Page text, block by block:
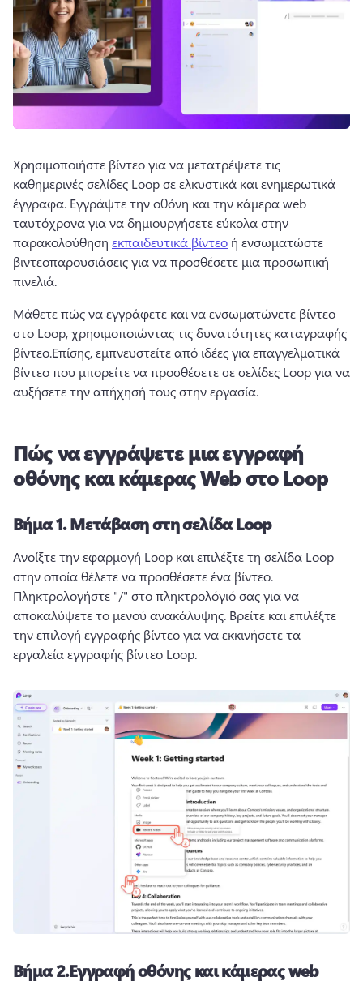
Χρησιμοποιήστε βίντεο για να μετατρέψετε τις
καθημερινές σελίδες Loop σε ελκυστικά και ενημερωτικά
έγγραφα. Εγγράψτε την οθόνη και την κάμερα web
ταυτόχρονα για να δημιουργήσετε εύκολα στην
παρακολούθηση εκπαιδευτικά βίντεο ή ενσωματώστε
βιντεοπαρουσιάσεις για να προσθέσετε μια προσωπική
πινελιά.
Μάθετε πώς να εγγράφετε και να ενσωματώνετε βίντεο
στο Loop, χρησιμοποιώντας τις δυνατότητες καταγραφής
βίντεο.Επίσης, εμπνευστείτε από ιδέες για επαγγελματικά
βίντεο που μπορείτε να προσθέσετε σε σελίδες Loop για να
αυξήσετε την απήχησή τους στην εργασία.
Πώς να εγγράψετε μια εγγραφή
οθόνης και κάμερας Web στο Loop
Βήμα 1.Μετάβαση στη σελίδα Loop
Ανοίξτε την εφαρμογή Loop και επιλέξτε τη σελίδα Loop
Πληκτρολογήστε "/" στο πληκτρολόγιό σας για να
αποκαλύψετε το μενού ανακάλυψης. Βρείτε και επιλέξτε
την επιλογή εγγραφής βίντεο για να εκκινήσετε τα
εργαλεία εγγραφής βίντεο Loop.
Βήμα 2.Εγγραφή οθόνης και κάμερας web